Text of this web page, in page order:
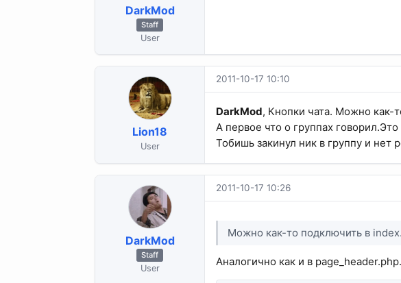
DarkMod
Staff
User
Lion18
User
2011-10-17 10:10
DarkMod, Кнопки чата. Можно как-
А первое что о группах
Тобишь закинул ник в группу и нет
DarkMod
Staff
User
2011-10-17 10:26
Можно как-то подключить в
Аналогично как и в